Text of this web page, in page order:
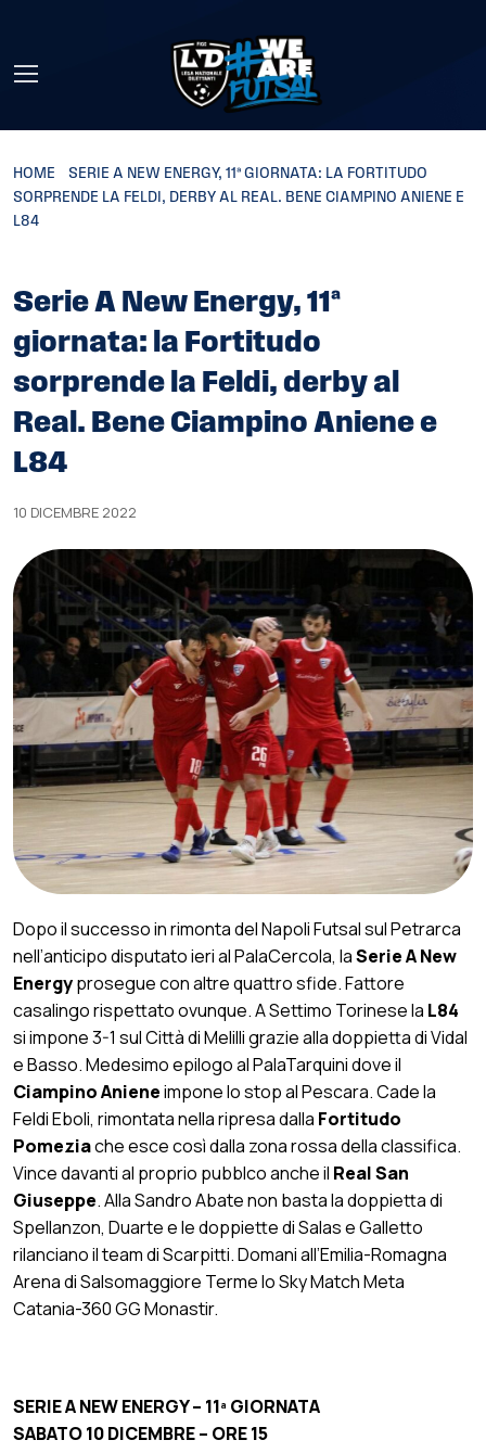
HOME
SERIE A NEW ENERGY, 11ª GIORNATA: LA FORTITUDO
SORPRENDE LA FELDI, DERBY AL REAL. BENE CIAMPINO ANIENE E
L84
Serie A New Energy, 11ª
giornata: la Fortitudo
sorprende la Feldi, derby al
Real. Bene Ciampino Aniene e
L84
10 DICEMBRE 2022
Dopo il successo in rimonta del Napoli Futsal sul Petrarca
nell’anticipo disputato ieri al PalaCercola, laSerie A New
Energyprosegue con altre quattro sfide. Fattore
casalingo rispettato ovunque. A Settimo Torinese la L84
si impone 3-1 sul Città di Melilli grazie alla doppietta di Vidal
e Basso. Medesimo epilogo al PalaTarquini dove il
Ciampino Anieneimpone lo stop al Pescara. Cade la
Feldi Eboli, rimontata nella ripresa dalla Fortitudo
Pomeziache esce così dalla zona rossa della classifica.
Vince davanti al proprio pubblco anche il Real San
Giuseppe. Alla Sandro Abate non basta la doppietta di
Spellanzon, Duarte e le doppiette di Salas e Galletto
rilanciano il team di Scarpitti. Domani all’Emilia-Romagna
Arena di Salsomaggiore Terme lo Sky Match Meta
Catania-360 GG Monastir.
SERIE A NEW ENERGY – 11ª GIORNATA
SABATO 10 DICEMBRE – ORE 15